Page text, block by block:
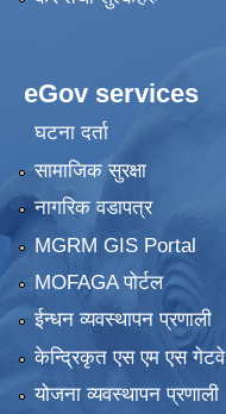
eGov services
घटना दर्ता
सामाजिक सुरक्षा
नागरिक वडापत्र
MGRM GIS Portal
MOFAGA पोर्टल
ईन्धन व्यवस्थापन प्रणाली
केन्द्रिकृत एस एम एस गेटवे
योजना व्यवस्थापन प्रणाली